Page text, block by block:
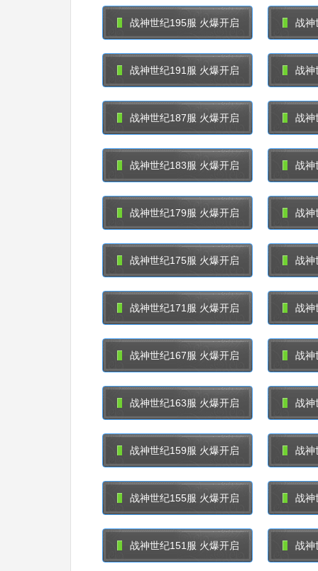
战神世纪195服 火爆开启 战神
战神世纪191服 火爆开启 战神
战神世纪187服 火爆开启 战神
战神世纪183服 火爆开启 战神
战神世纪179服 火爆开启 战神
战神世纪175服 火爆开启 战神
战神世纪171服 火爆开启 战神
战神世纪167服 火爆开启 战神
战神世纪163服 火爆开启 战神
战神世纪159服 火爆开启 战神
战神世纪155服 火爆开启 战神
战神世纪151服 火爆开启 战神